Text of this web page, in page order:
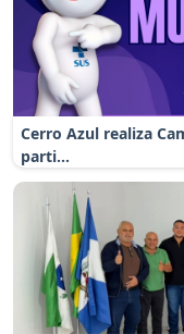
Cerro Azul realiza
parti...
Município elabora
conquist...